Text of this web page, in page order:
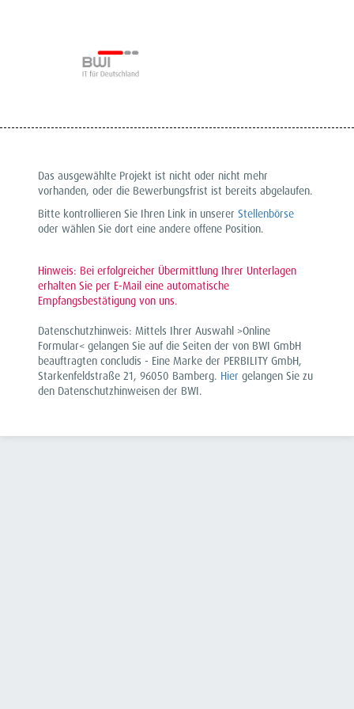
Das ausgewählte Projekt ist nicht oder nicht mehr
vorhanden, oder die Bewerbungsfrist ist bereits abgelaufen.
Bitte kontrollieren Sie Ihren Link in unserer Stellenbörse
oder wählen Sie dort eine andere offene Position.
Hinweis: Bei erfolgreicher Übermittlung Ihrer Unterlagen
erhalten Sie per E-Mail eine automatische
Empfangsbestätigung von uns.
Datenschutzhinweis: Mittels Ihrer Auswahl >Online
Formular< gelangen Sie auf die Seiten der von BWI GmbH
beauftragten concludis - Eine Marke der PERBILITY GmbH,
Starkenfeldstraße 21, 96050 Bamberg. Hier gelangen Sie zu
den Datenschutzhinweisen der BWI.